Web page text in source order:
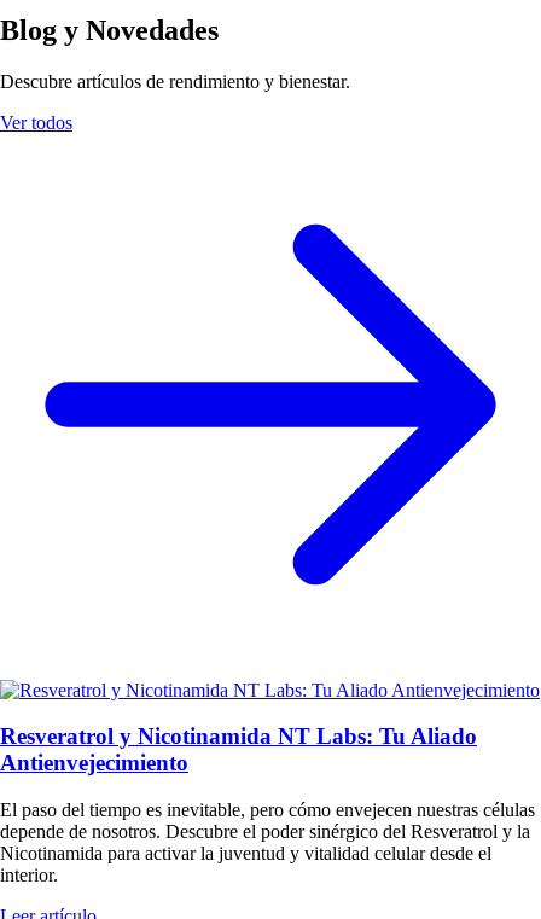
Blog y Novedades
Descubre artículos de rendimiento y bienestar.
Ver todos
Resveratrol y Nicotinamida NT Labs: Tu Aliado
Antienvejecimiento
El paso del tiempo es inevitable, pero cómo envejecen nuestras células
depende de nosotros. Descubre el poder sinérgico del Resveratrol y la
Nicotinamida para activar la juventud y vitalidad celular desde el
interior.